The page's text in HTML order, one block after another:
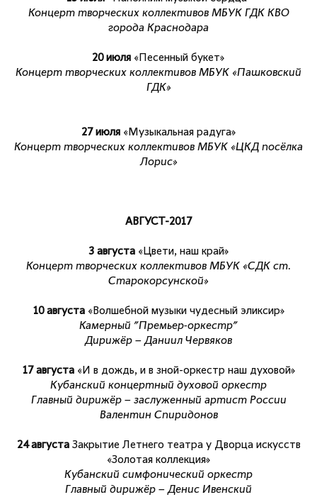
Концерт творческих коллективов МБУК ГДК КВО
города Краснодара
20 июля «Песенный букет»
Концерт творческих коллективов МБУК «Пашковский
ГДК»
27 июля«Музыкальная радуга»
Концерт творческих коллективов МБУК «ЦКД посёлка
Лорис»
АВГУСТ-2017
3 августа«Цвети, наш край»
Концерт творческих коллективов МБУК «СДК ст.
Старокорсунской»
10 августа«Волшебной музыки чудесный эликсир»
Камерный "Премьер-оркестр"
Дирижёр – Даниил Червяков
17 августа «И в дождь, и в зной-оркестр наш духовой»
Кубанский концертный духовой оркестр
Главный дирижёр – заслуженный артист России
Валентин Спиридонов
24 августаЗакрытие Летнего театра у Дворца искусств
«Золотая коллекция»
Кубанский симфонический оркестр
Главный дирижёр – Денис Ивенский